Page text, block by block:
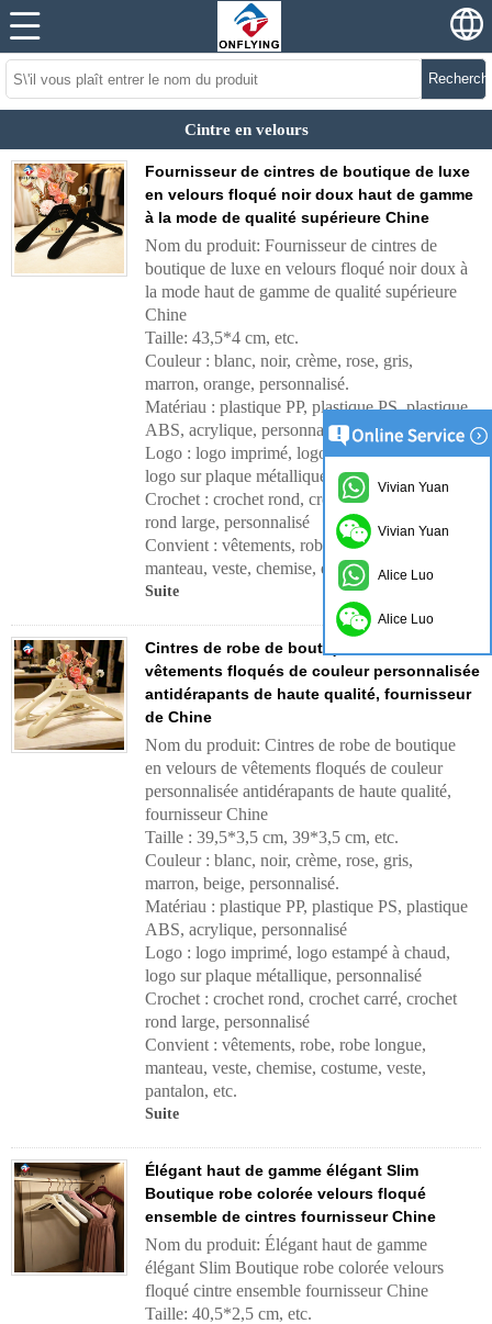
Cintre en velours
Fournisseur de cintres de boutique de luxe
en velours floqué noir doux haut de gamme
à la mode de qualité supérieure Chine
Nom du produit: Fournisseur de cintres de
boutique de luxe en velours floqué noir doux à
la mode haut de gamme de qualité supérieure
Chine
Taille: 43,5*4 cm, etc.
Couleur : blanc, noir, crème, rose, gris,
marron, orange, personnalisé.
Matériau : plastique PP, plastique PS, plastique
ABS, acrylique, personnalisé
Logo : logo imprimé, logo estampé à chaud,
logo sur plaque métallique, personnalisé
Crochet : crochet rond, crochet carré, crochet
rond large, personnalisé
Convient : vêtements, robe, robe longue,
manteau, veste, chemise, etc.
Suite
Cintres de robe de boutique en velours de
vêtements floqués de couleur personnalisée
antidérapants de haute qualité, fournisseur
de Chine
Nom du produit: Cintres de robe de boutique
en velours de vêtements floqués de couleur
personnalisée antidérapants de haute qualité,
fournisseur Chine
Taille : 39,5*3,5 cm, 39*3,5 cm, etc.
Couleur : blanc, noir, crème, rose, gris,
marron, beige, personnalisé.
Matériau : plastique PP, plastique PS, plastique
ABS, acrylique, personnalisé
Logo : logo imprimé, logo estampé à chaud,
logo sur plaque métallique, personnalisé
Crochet : crochet rond, crochet carré, crochet
rond large, personnalisé
Convient : vêtements, robe, robe longue,
manteau, veste, chemise, costume, veste,
pantalon, etc.
Suite
Élégant haut de gamme élégant Slim
Boutique robe colorée velours floqué
ensemble de cintres fournisseur Chine
Nom du produit: Élégant haut de gamme
élégant Slim Boutique robe colorée velours
floqué cintre ensemble fournisseur Chine
Taille: 40,5*2,5 cm, etc.
Vivian Yuan
Vivian Yuan
Alice Luo
Alice Luo